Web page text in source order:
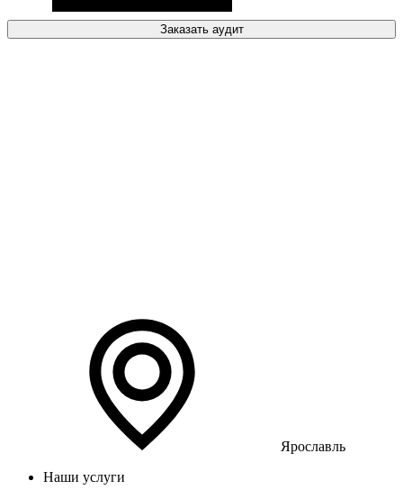
Заказать аудит
Ярославль
Наши услуги